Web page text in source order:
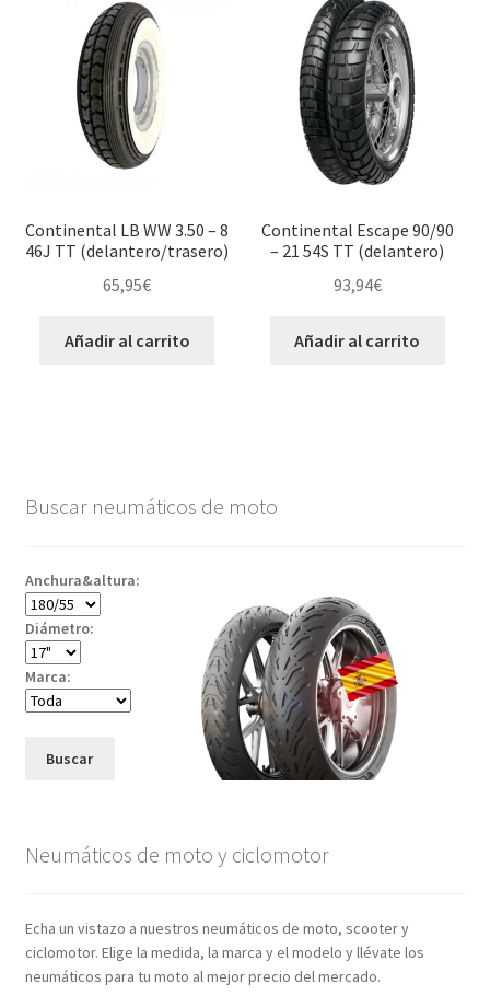
Continental LB WW 3.50 – 8
46J TT (delantero/trasero)
65,95€
Añadir al carrito
Continental Escape 90/90
– 21 54S TT (delantero)
93,94€
Añadir al carrito
Buscar neumáticos de moto
Anchura&altura:
Diámetro:
Marca:
Buscar
Neumáticos de moto y ciclomotor
Echa un vistazo a nuestros neumáticos de moto, scooter y
ciclomotor. Elige la medida, la marca y el modelo y llévate los
neumáticos para tu moto al mejor precio del mercado.